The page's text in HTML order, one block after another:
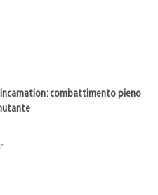
combattimento pieno